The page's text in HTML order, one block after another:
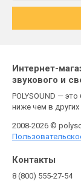
Интернет-
звукового и
POLYSOUND —
ниже чем в других
2008-2026 ©
Контакты
8 (800) 555-27-54